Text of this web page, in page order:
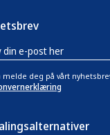
melde deg på vårt